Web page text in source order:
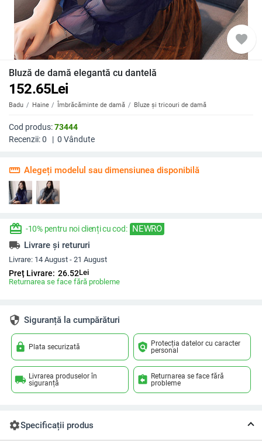
favorite
Bluză de damă elegantă cu dantelă
152.65Lei
Badu Haine Îmbrăcăminte de damă Bluze și tricouri de damă
Cod produs:73444
Recenzii:0 | 0 Vândute
straighten Alegeți modelul sau dimensiunea disponibilă
redeem -10% pentru noi clienți cu cod: NEWRO
local_shipping Livrare și retururi
Livrare: 14 August - 21 August
Preț Livrare: 26.52Lei
Returnarea se face fără probleme
security Siguranță la cumpărături
lock Plata securizată policy Protecția datelor cu caracter
personal
local_shipping Livrarea produselor în
siguranță
assignment_return Returnarea se face fără
probleme
settingsSpecificații produs